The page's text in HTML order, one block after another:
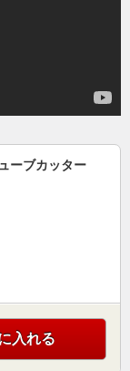
ーブカッター
入れる